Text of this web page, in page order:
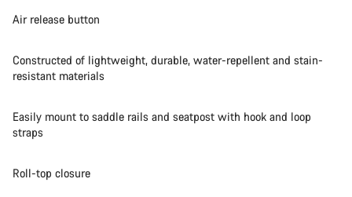
Air release button
Constructed of lightweight, durable, water-repellent and stain-
resistant materials
Easily mount to saddle rails and seatpost with hook and loop
straps
Roll-top closure